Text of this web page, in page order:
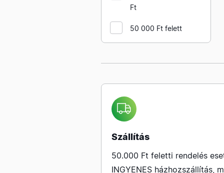
szerelvények fehér
LEGRAND OTEO
szerelvények
LEGRAND SUNO
Szerelvények fekete
LEGRAND SUNO
szerelvények SZINES
LEGRAND szünetmentes
áramforrások
Ft
50 000 Ft felett
Szállítás
50.000 Ft feletti rendelés
INGYENES házhozszállítás,